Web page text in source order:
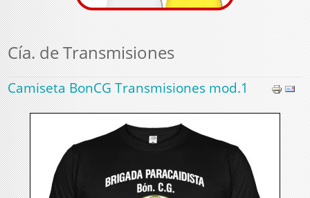
Cía. de Transmisiones
Camiseta BonCG Transmisiones mod.1